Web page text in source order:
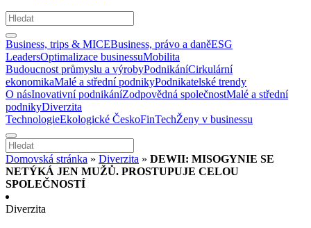
Business, trips & MICEBusiness, právo a daněESG
LeadersOptimalizace businessuMobilita
Budoucnost průmyslu a výrobyPodnikáníCirkulární
ekonomikaMalé a střední podnikyPodnikatelské trendy
O násInovativní podnikáníZodpovědná společnostMalé a střední
podnikyDiverzita
TechnologieEkologické ČeskoFinTechŽeny v businessu
Domovská stránka » Diverzita » DEWII: MISOGYNIE SE
NETÝKÁ JEN MUŽŮ. PROSTUPUJE CELOU
SPOLEČNOSTÍ
Diverzita